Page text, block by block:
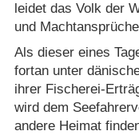
leidet das Volk der
und
Als dieser eines
fortan unter
ihrer Fischerei-
wird dem
andere Heimat